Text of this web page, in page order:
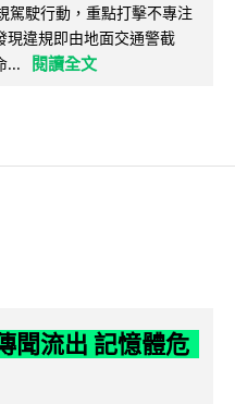
駕駛行動，重點打擊不專注
現違規即由地面交通警截
...
閱讀全文
聞流出 記憶體危